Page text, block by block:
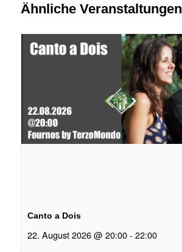
Ähnliche Veranstaltungen
Canto a Dois
22. August 2026 @ 20:00 - 22:00